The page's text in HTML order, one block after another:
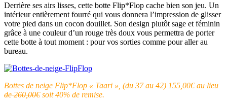
Derrière ses airs lisses, cette botte Flip*Flop cache bien son jeu. Un
intérieur entièrement fourré qui vous donnera l’impression de glisser
votre pied dans un cocon douillet. Son design plutôt sage et féminin
grâce à une couleur d’un rouge très doux vous permettra de porter
cette botte à tout moment : pour vos sorties comme pour aller au
bureau.
Bottes de neige Flip*Flop « Taari », (du 37 au 42) 155,00€au lieu
de 260,00€soit 40% de remise.